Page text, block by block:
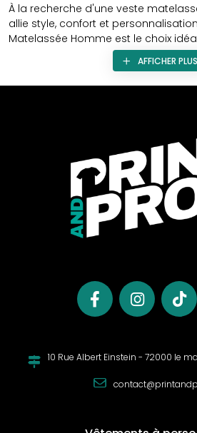
À la recherche d'une veste
allie style, confort et
Matelassée Homme est le choix
caractéristiques uniques et la
personnalisation, elle vous offre un
confortable, le tout à un prix
La personnalisation est un élément
votre style et votre entreprise. Cette
possibilités de personnalisation
Marquage
: Personnalisez la
votre entreprise pour une
: Ajoutez une touche
message de votre entreprise
veste pour vos employés.
Cette veste matelassée pour
offrir à la fois style et confort au
AFFICHER PLUS
10 Rue Albert Einstein - 72000 le